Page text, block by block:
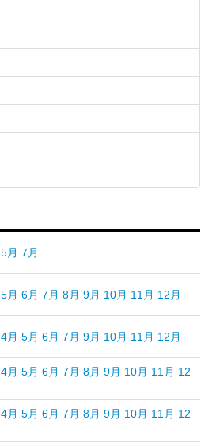
5月 7月
5月 6月 7月 8月 9月 10月 11月 12月
4月 5月 6月 7月 9月 10月 11月 12月
4月 5月 6月 7月 8月 9月 10月 11月 12
4月 5月 6月 7月 8月 9月 10月 11月 12